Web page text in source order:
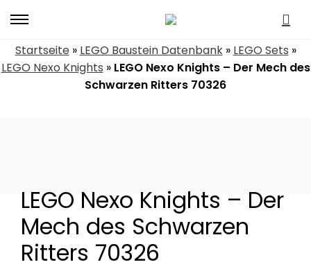
Menu
Startseite» LEGO Baustein Datenbank» LEGO Sets »
LEGO Nexo Knights » LEGO Nexo Knights – Der Mech des
Schwarzen Ritters 70326
LEGO Nexo Knights – Der
Mech des Schwarzen
Ritters 70326